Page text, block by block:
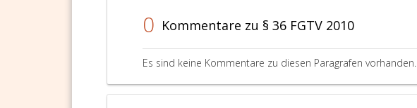
0 Kommentare zu § 36 FGTV 2010
Es sind keine Kommentare zu diesen Paragrafen vorhanden.